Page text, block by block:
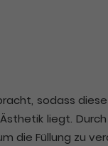
sodass
liegt.
die Füllung zu